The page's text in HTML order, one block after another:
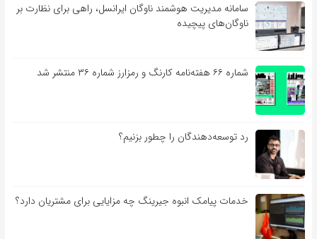
سامانه مدیریت هوشمند ناوگان ایرانسل، راهی برای نظارت بر
ناوگان‌های پیچیده
شماره ۶۶ هفته‌نامه کارنگ و رمزارز شماره ۳۶ منتشر شد
رد توسعه‌دهندگان را چطور بزنیم؟
خدمات پیامک انبوه جیرینگ چه مزایایی برای مشتریان دارد؟